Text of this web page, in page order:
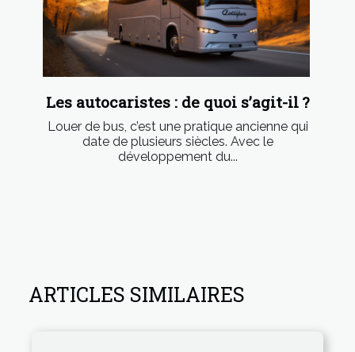
Les autocaristes : de quoi s’agit-il ?
Louer de bus, c’est une pratique ancienne qui
date de plusieurs siècles. Avec le
développement du...
ARTICLES SIMILAIRES